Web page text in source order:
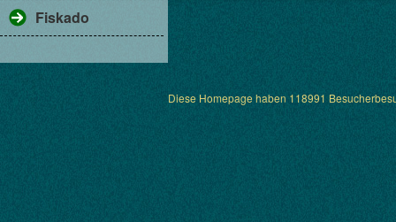
Fiskado
Diese Homepage haben 118991